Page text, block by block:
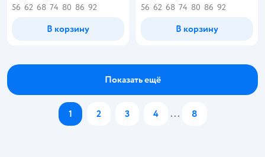
56 62 68 74 80 86 92
В корзину
56 62 68 74 80 86 92
В корзину
Показать ещё
1 2 3 4 ... 8